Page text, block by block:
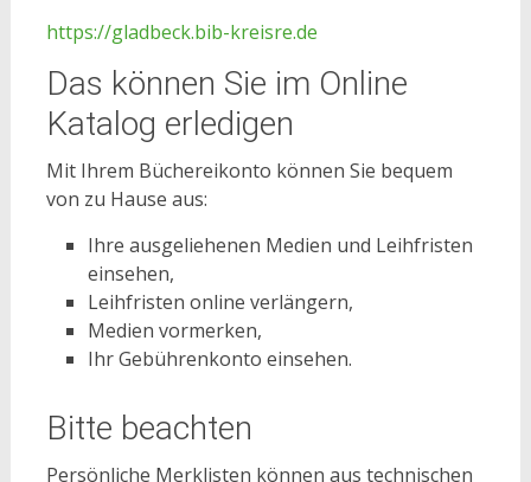
https://gladbeck.bib-kreisre.de
Das können Sie im Online
Katalog erledigen
Mit Ihrem Büchereikonto können Sie bequem
von zu Hause aus:
Ihre ausgeliehenen Medien und Leihfristen
einsehen,
Leihfristen online verlängern,
Medien vormerken,
Ihr Gebührenkonto einsehen.
Bitte beachten
Persönliche Merklisten können aus technischen